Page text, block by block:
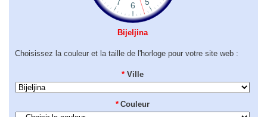
Bijeljina
Choisissez la couleur et la taille de l'horloge pour votre site web :
* Ville
* Couleur